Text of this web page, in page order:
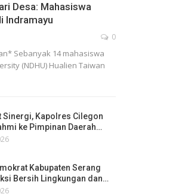
Desa: Mahasiswa
Indramayu
0
Sebanyak 14 mahasiswa
(NDHU) Hualien Taiwan
Sinergi, Kapolres Cilegon
ke Pimpinan Daerah…
Kabupaten Serang
Bersih Lingkungan dan…